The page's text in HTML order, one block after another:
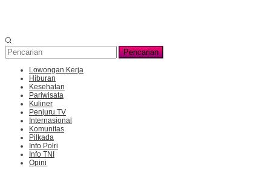
Pencarian
Lowongan Kerja
Hiburan
Kesehatan
Pariwisata
Kuliner
Penjuru.TV
Internasional
Komunitas
Pilkada
Info Polri
Info TNI
Opini